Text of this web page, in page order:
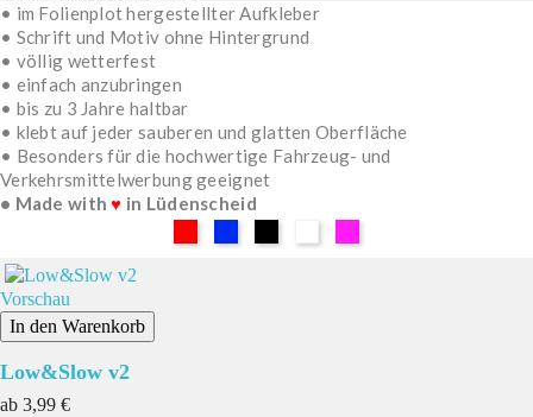
• im Folienplot hergestellter Aufkleber
• Schrift und Motiv ohne Hintergrund
• völlig wetterfest
• einfach anzubringen
• bis zu 3 Jahre haltbar
• klebt auf jeder sauberen und glatten Oberfläche
• Besonders für die hochwertige Fahrzeug- und
Verkehrsmittelwerbung geeignet
• Made with♥ in Lüdenscheid
Vorschau
In den Warenkorb
Low&Slow v2
ab Preis
3,99 €